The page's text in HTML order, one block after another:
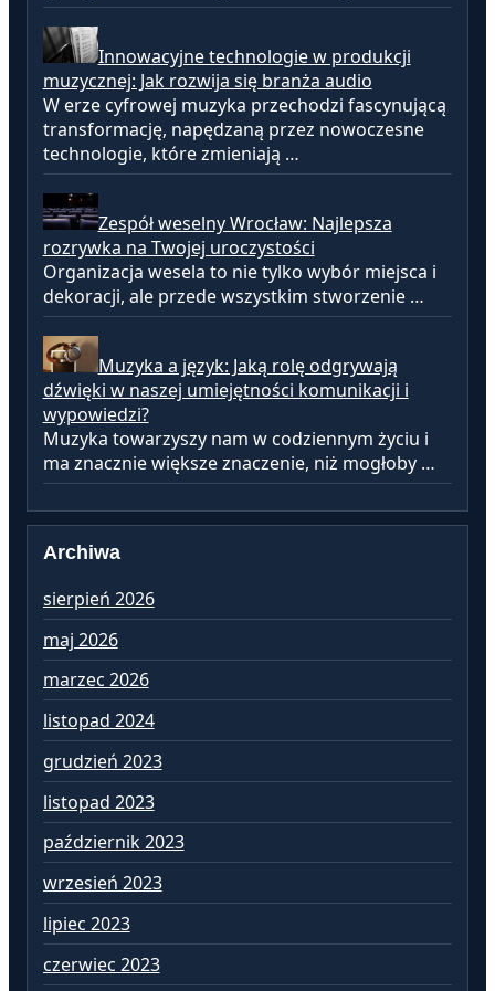
Innowacyjne technologie w produkcji
muzycznej: Jak rozwija się branża audio
W erze cyfrowej muzyka przechodzi fascynującą
transformację, napędzaną przez nowoczesne
technologie, które zmieniają …
Zespół weselny Wrocław: Najlepsza
rozrywka na Twojej uroczystości
Organizacja wesela to nie tylko wybór miejsca i
dekoracji, ale przede wszystkim stworzenie …
Muzyka a język: Jaką rolę odgrywają
dźwięki w naszej umiejętności komunikacji i
wypowiedzi?
Muzyka towarzyszy nam w codziennym życiu i
ma znacznie większe znaczenie, niż mogłoby …
Archiwa
sierpień 2026
maj 2026
marzec 2026
listopad 2024
grudzień 2023
listopad 2023
październik 2023
wrzesień 2023
lipiec 2023
czerwiec 2023